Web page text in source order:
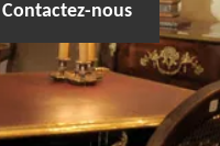
Contactez-nous